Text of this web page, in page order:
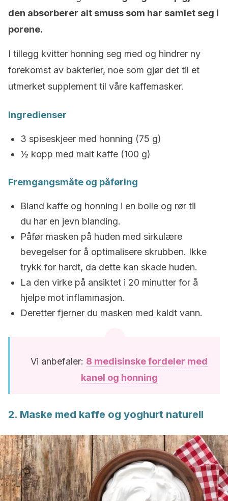
den absorberer alt smuss som har samlet seg i
porene.
I tillegg kvitter honning seg med og hindrer ny
forekomst av bakterier, noe som gjør det til et
utmerket supplement til våre kaffemasker.
Ingredienser
3 spiseskjeer med honning (75 g)
½ kopp med malt kaffe (100 g)
Fremgangsmåte og påføring
Bland kaffe og honning i en bolle og rør til
du har en jevn blanding.
Påfør masken på huden med sirkulære
bevegelser for å optimalisere skrubben. Ikke
trykk for hardt, da dette kan skade huden.
La den virke på ansiktet i 20 minutter for å
hjelpe mot inflammasjon.
Deretter fjerner du masken med kaldt vann.
Vi anbefaler: 8 medisinske fordeler med
kanel og honning
2. Maske med kaffe og yoghurt naturell